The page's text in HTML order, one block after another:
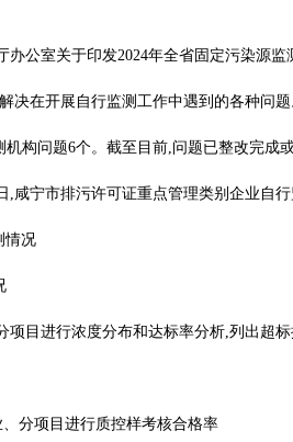
办公室关于印发2024年全省固定污染源
决在开展自行监测工作中遇到的各种问
机构问题6个。截至目前,问题已整改完成
,咸宁市排污许可证重点管理类别企业自
情况
项目进行浓度分布和达标率分析,列出超
分项目进行质控样考核合格率